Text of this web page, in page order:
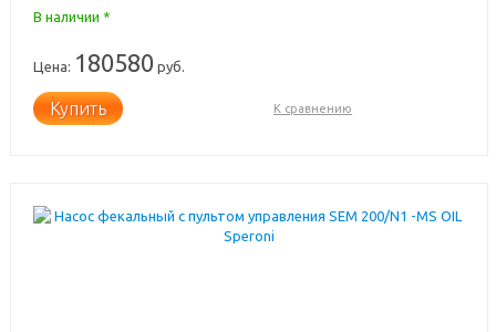
В наличии *
Цена: 180580 руб.
Купить К сравнению